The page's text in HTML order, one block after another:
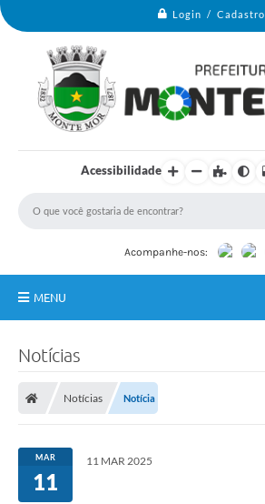
Login / Cadastro
Acessibilidade
Acompanhe-nos:
MENU
Portal do Cidadão
Links Úteis
Notícias
Notícias Notícia
MAR
11
11 MAR 2025